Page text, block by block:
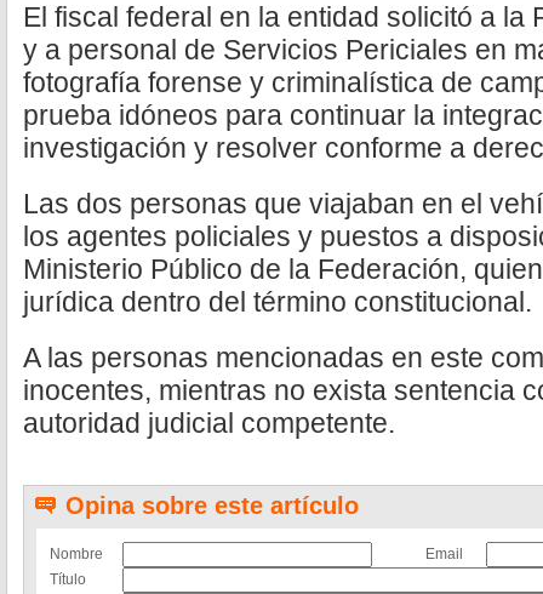
El fiscal federal en la entidad solicitó a la
y a personal de Servicios Periciales en
fotografía forense y criminalística de
prueba idóneos para continuar la
investigación y resolver conforme a
Las dos personas que viajaban en el
los agentes policiales y puestos a
Ministerio Público de la Federación,
jurídica dentro del término constitucional.
A las personas mencionadas en este
inocentes, mientras no exista sentencia
autoridad judicial competente.
Opina sobre este artículo
Nombre
Email
Título